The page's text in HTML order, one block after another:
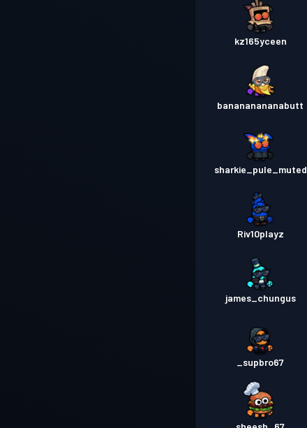
kz165yceen
banananananabutt
sharkie_pule_muted
Riv10playz
james_chungus
_supbro67